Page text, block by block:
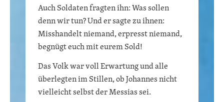
Auch Soldaten fragten ihn: Was sollen
denn wir tun? Und er sagte zu ihnen:
Misshandelt niemand, erpresst niemand,
begnügt euch mit eurem Sold!
Das Volk war voll Erwartung und alle
überlegten im Stillen, ob Johannes nicht
vielleicht selbst der Messias sei.